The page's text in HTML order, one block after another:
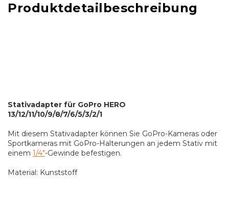
Produktdetailbeschreibung
Stativadapter für GoPro HERO
13/12/11/10/9/8/7/6/5/3/2/1
Mit diesem Stativadapter können Sie GoPro-Kameras oder
Sportkameras mit GoPro-Halterungen an jedem Stativ mit
einem 1/4"-Gewinde befestigen.
Material: Kunststoff